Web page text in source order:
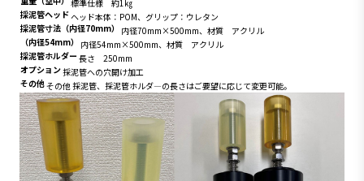
標準仕様 約1㎏
採泥管ヘッドヘッド本体：POM、グリップ：ウレタン
採泥管寸法（内径70mm） 内径70mm×500mm、材質 アクリル
（内径54mm） 内径54mm×500mm、材質 アクリル
採泥管ホルダー 長さ 250mm
オプション採泥管への穴開け加工
その他その他 採泥管、採泥管ホルダ―の長さはご要望に応じて変更可能。